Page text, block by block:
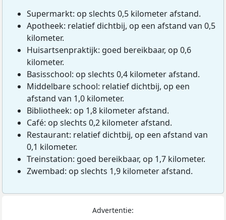
Supermarkt: op slechts 0,5 kilometer afstand.
Apotheek: relatief dichtbij, op een afstand van 0,5
kilometer.
Huisartsenpraktijk: goed bereikbaar, op 0,6
kilometer.
Basisschool: op slechts 0,4 kilometer afstand.
Middelbare school: relatief dichtbij, op een
afstand van 1,0 kilometer.
Bibliotheek: op 1,8 kilometer afstand.
Café: op slechts 0,2 kilometer afstand.
Restaurant: relatief dichtbij, op een afstand van
0,1 kilometer.
Treinstation: goed bereikbaar, op 1,7 kilometer.
Zwembad: op slechts 1,9 kilometer afstand.
Advertentie: